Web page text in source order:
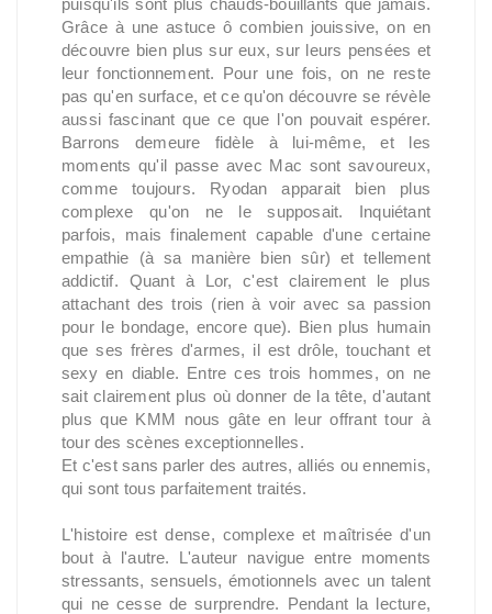
puisqu'ils sont plus chauds-bouillants que jamais.
Grâce à une astuce ô combien jouissive, on en
découvre bien plus sur eux, sur leurs pensées et
leur fonctionnement. Pour une fois, on ne reste
pas qu'en surface, et ce qu'on découvre se révèle
aussi fascinant que ce que l'on pouvait espérer.
Barrons demeure fidèle à lui-même, et les
moments qu'il passe avec Mac sont savoureux,
comme toujours. Ryodan apparait bien plus
complexe qu'on ne le supposait. Inquiétant
parfois, mais finalement capable d'une certaine
empathie (à sa manière bien sûr) et tellement
addictif. Quant à Lor, c'est clairement le plus
attachant des trois (rien à voir avec sa passion
pour le bondage, encore que). Bien plus humain
que ses frères d'armes, il est drôle, touchant et
sexy en diable. Entre ces trois hommes, on ne
sait clairement plus où donner de la tête, d'autant
plus que KMM nous gâte en leur offrant tour à
tour des scènes exceptionnelles.
Et c'est sans parler des autres, alliés ou ennemis,
qui sont tous parfaitement traités.
L'histoire est dense, complexe et maîtrisée d'un
bout à l'autre. L'auteur navigue entre moments
stressants, sensuels, émotionnels avec un talent
qui ne cesse de surprendre. Pendant la lecture,